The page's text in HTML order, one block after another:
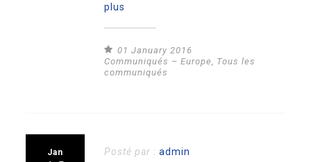
plus
01 January 2016
Communiqués – Europe
Tous les
communiqués
Jan Posté par :admin